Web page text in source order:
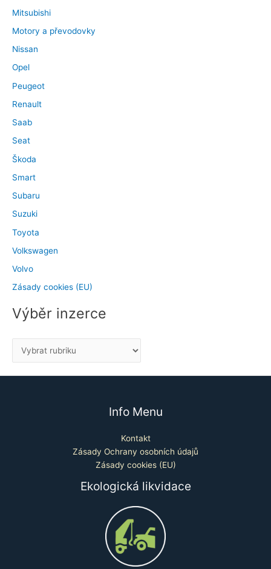
Mitsubishi
Motory a převodovky
Nissan
Opel
Peugeot
Renault
Saab
Seat
Škoda
Smart
Subaru
Suzuki
Toyota
Volkswagen
Volvo
Zásady cookies (EU)
Výběr inzerce
Info Menu
Kontakt
Zásady Ochrany osobních údajů
Zásady cookies (EU)
Ekologická likvidace